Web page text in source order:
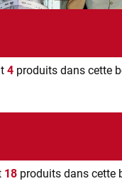
4 produits dans cette
18produits dans cette